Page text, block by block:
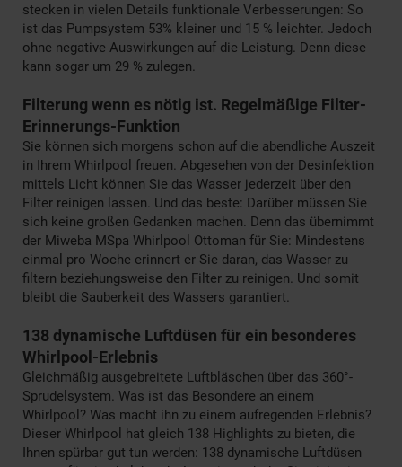
stecken in vielen Details funktionale Verbesserungen: So
ist das Pumpsystem 53% kleiner und 15 % leichter. Jedoch
ohne negative Auswirkungen auf die Leistung. Denn diese
kann sogar um 29 % zulegen.
Filterung wenn es nötig ist. Regelmäßige Filter-
Erinnerungs-Funktion
Sie können sich morgens schon auf die abendliche Auszeit
in Ihrem Whirlpool freuen. Abgesehen von der Desinfektion
mittels Licht können Sie das Wasser jederzeit über den
Filter reinigen lassen. Und das beste: Darüber müssen Sie
sich keine großen Gedanken machen. Denn das übernimmt
der Miweba MSpa Whirlpool Ottoman für Sie: Mindestens
einmal pro Woche erinnert er Sie daran, das Wasser zu
filtern beziehungsweise den Filter zu reinigen. Und somit
bleibt die Sauberkeit des Wassers garantiert.
138 dynamische Luftdüsen für ein besonderes
Whirlpool-Erlebnis
Gleichmäßig ausgebreitete Luftbläschen über das 360°-
Sprudelsystem. Was ist das Besondere an einem
Whirlpool? Was macht ihn zu einem aufregenden Erlebnis?
Dieser Whirlpool hat gleich 138 Highlights zu bieten, die
Ihnen spürbar gut tun werden: 138 dynamische Luftdüsen